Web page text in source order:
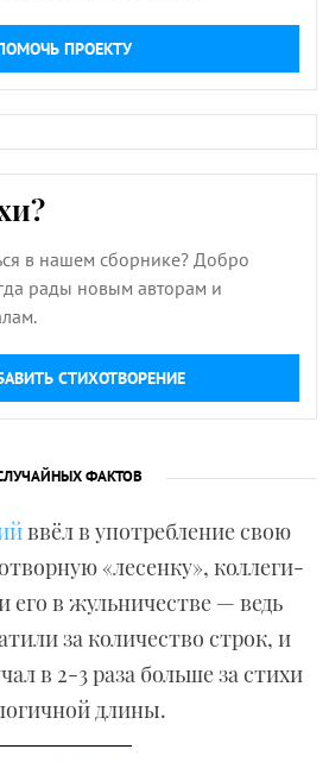
ПРОЕКТУ
в нашем сборнике? Добро
рады новым авторам и
СТИХОТВОРЕНИЕ
ФАКТОВ
ввёл в употребление свою
«лесенку», коллеги-
его в жульничестве — ведь
за количество строк, и
в 2-3 раза больше за стихи
длины.